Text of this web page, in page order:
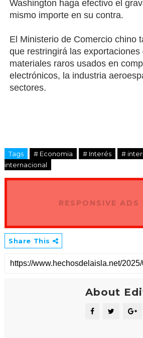
Washington haga efectivo el
mismo importe en su contra.
El Ministerio de Comercio chino
que restringirá las
materiales raros usados en
electrónicos, la industria
sectores.
Tags # Economia # Interés #
internacional
RESPONSIVE ADS
Share This
About